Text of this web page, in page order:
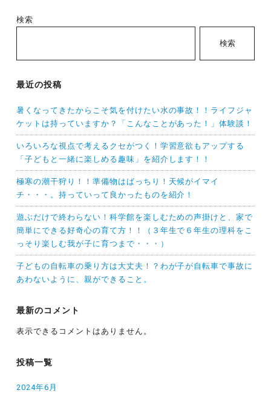
シ
ン
検索
検索
最近の投稿
暑くなってきたからこそ気を付けたい水の事故！！ライフジャ
ケットは持っていますか？「こんなことがあった！」体験談！
いろいろな視点で考えるクセがつく！学習意欲もアップする
「子どもと一緒に楽しめる趣味」を紹介します！！
極寒の潮干狩り！！準備物はばっちり！天候がイマイ
チ・・・。持っていって良かったものを紹介！
遊ぶだけで終わらない！科学館を楽しむための声掛けと、家で
簡単にできる好奇心の育て方！！（３年生で６年生の理科をこ
っそり楽しむ我が子に育つまで・・・）
子どもの自転車の乗り方は大丈夫！？わが子が自転車で事故に
あわないように、親ができること。
最新のコメント
表示できるコメントはありません。
投稿一覧
2024年6月